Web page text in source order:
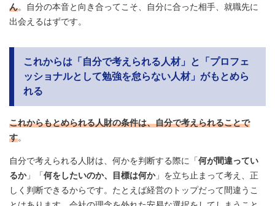
ん。自分の本音と向き合ってこそ、自分に合った相手、就職先に
出会えるはずです。
これからは「自分で考えられる人材」と「プロフェ
ッショナルとして勉強を怠らない人材」がもとめら
れる
これからもとめられる人財の条件は、自分で考えられることで
す。
自分で考えられる人財は、何かを判断する際に「何が間違ってい
るか」「何をしたいのか、目標は何か」を立ち止まって考え、正
しく判断できるからです。たとえば経営のトップだって間違うこ